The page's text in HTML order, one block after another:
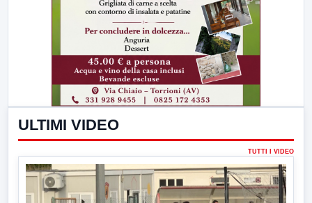
ULTIMI VIDEO
TUTTI I VIDEO